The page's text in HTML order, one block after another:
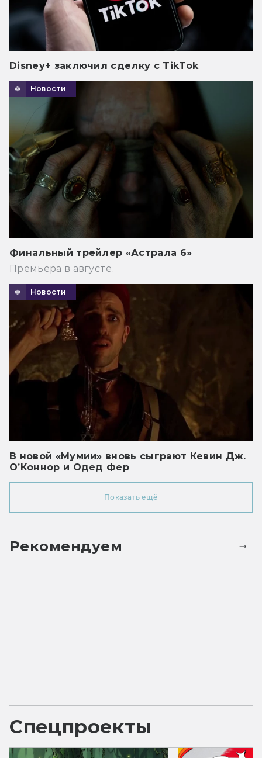
Disney+ заключил сделку с TikTok
Новости
Финальный трейлер «Астрала 6»
Премьера в августе.
Новости
В новой «Мумии» вновь сыграют Кевин Дж.
О’Коннор и Одед Фер
Показать ещё
Рекомендуем
Спецпроекты